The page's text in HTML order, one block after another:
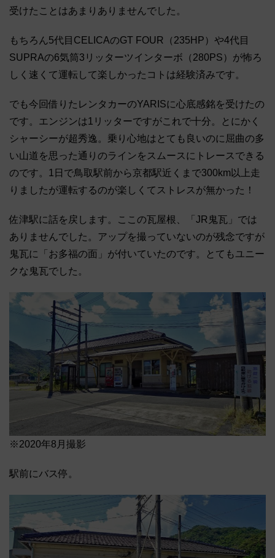
受けたことはあまりありませんでした。
もちろん5代目CELICAのGT FOUR（235HP）や4代目
SUPRAの6気筒3リッターツインターボ（280PS）が怖ろ
しく速くて運転して楽しかったコトは経験済みです。
でも今回借りたレンタカーのYARISに心底感銘を受けたの
です。エンジンは1リッターですがこれで十分。とにかく
シャーシーが超秀逸。乗り心地はとても良いのに屈曲の多
い山道を思った通りのラインをスムースにトレースできる
のです。1日で鳥取駅前から京都駅近くまで300km以上走
りましたが運転するのが楽しくてストレスが無かった！
佐津駅に話を戻します。ここの瓦屋根、「JR鬼瓦」では
ありませんでした。アップを撮っていないのが残念ですが
鬼瓦に「お多福の面」が付いていたのです。とてもユニー
クな鬼瓦でした。
※2020年8月撮影
駅前にバス停。